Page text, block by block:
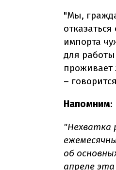
"Мы,
импорта
для
проживает
–
Напомним:
"Нехватка
об
апреле